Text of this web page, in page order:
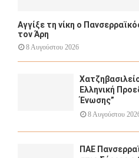
Αγγίξε τη νίκη ο
τον Άρη
8 Αυγούστου 2026
Ελληνική
Ένωσης”
8 Αυγούστου
ΠΑΕ